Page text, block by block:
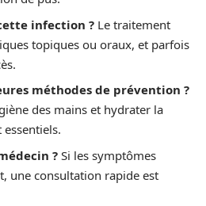
infection ? Le traitement
topiques ou oraux, et parfois
méthodes de prévention ?
des mains et hydrater la
? Si les symptômes
une consultation rapide est